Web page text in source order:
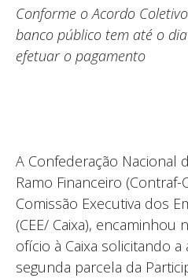
Conforme o Acordo
banco público tem até o
efetuar o pagamento
A Confederação Nacional
Ramo Financeiro (Contraf-
Comissão Executiva dos
(CEE/ Caixa), encaminhou
ofício à Caixa solicitando a
segunda parcela da